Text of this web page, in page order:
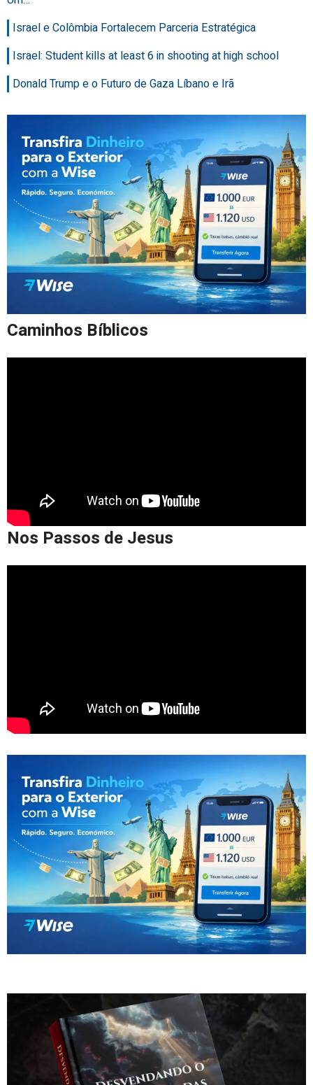
Israel e Colômbia Fortalecem Parceria Estratégica
Israel: Student kills at least 6 in shooting at high school
Donald Trump e o Futuro de Gaza Líbano e Irã
Caminhos Bíblicos
Nos Passos de Jesus